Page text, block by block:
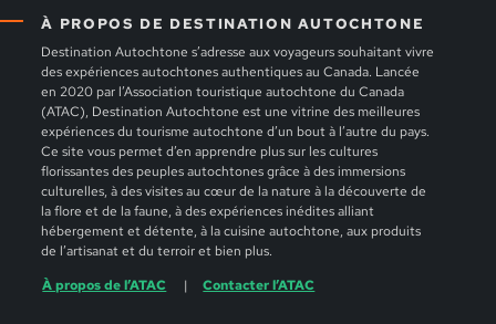
À PROPOS DE DESTINATION AUTOCHTONE
Destination Autochtone s’adresse aux voyageurs souhaitant vivre
des expériences autochtones authentiques au Canada. Lancée
en 2020 par l’Association touristique autochtone du Canada
(ATAC), Destination Autochtone est une vitrine des meilleures
expériences du tourisme autochtone d’un bout à l’autre du pays.
Ce site vous permet d’en apprendre plus sur les cultures
florissantes des peuples autochtones grâce à des immersions
culturelles, à des visites au cœur de la nature à la découverte de
la flore et de la faune, à des expériences inédites alliant
hébergement et détente, à la cuisine autochtone, aux produits
de l’artisanat et du terroir et bien plus.
À propos de l’ATAC
Contacter l’ATAC